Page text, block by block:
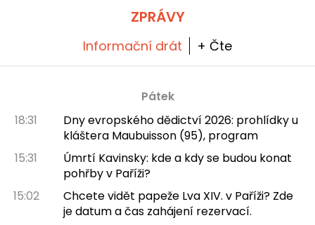
horké dny, všechny jejich prohlídky probíhají
ZPRÁVY
Informační drát + Čte
Pátek
18:31
Dny evropského dědictví 2026: prohlídky u
kláštera Maubuisson (95), program
15:31
Úmrtí Kavinsky: kde a kdy se budou konat
pohřby v Paříži?
15:02
Chcete vidět papeže Lva XIV. v Paříži? Zde
je datum a čas zahájení rezervací.